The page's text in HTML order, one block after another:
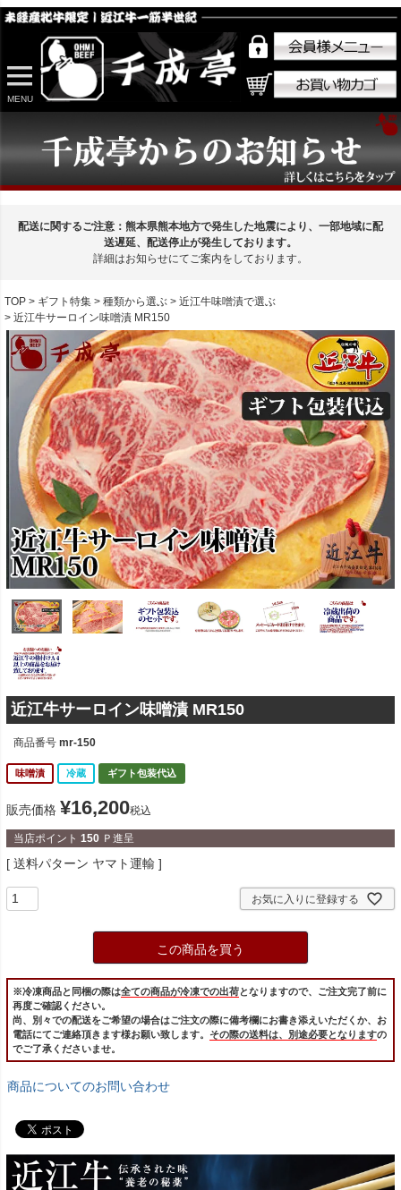
MENU
配送に関するご注意：熊本県熊本地方で発生した地震により、一部地域に配
送遅延、配送停止が発生しております。
詳細はお知らせにてご案内をしております。
TOP ギフト特集 種類から選ぶ
近江牛味噌漬で選ぶ
近江牛サーロイン味噌漬 MR150
近江牛サーロイン味噌漬 MR150
商品番号 mr-150
味噌漬 冷蔵 ギフト包装代込
販売価格 ¥16,200税込
当店ポイント 150 Ｐ進呈
送料パターン ヤマト運輸
お気に入りに登録する
この商品を買う
※冷凍商品と同梱の際は全ての商品が冷凍での出荷となりますので、ご注文完了前に
再度ご確認ください。
尚、別々での配送をご希望の場合はご注文の際に備考欄にお書き添えいただくか、お
電話にてご連絡頂きます様お願い致します。 その際の送料は、別途必要となりますの
でご了承くださいませ。
商品についてのお問い合わせ